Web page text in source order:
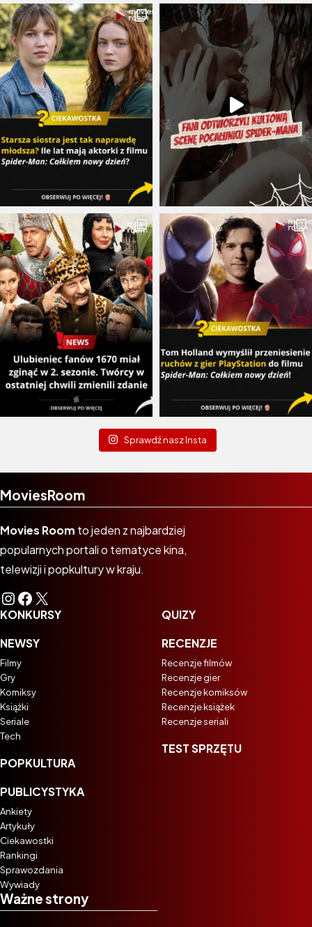
Sprawdź nasz Insta
MoviesRoom
Movies Room to jeden z najbardziej
popularnych portali o tematyce kina,
telewizji i popkultury w kraju.
Instagram
Facebook
X
KONKURSY
NEWSY
Filmy
Gry
Komiksy
Książki
Seriale
Tech
POPKULTURA
PUBLICYSTYKA
Ankiety
Artykuły
Ciekawostki
Rankingi
Sprawozdania
Wywiady
QUIZY
RECENZJE
Recenzje filmów
Recenzje gier
Recenzje komiksów
Recenzje książek
Recenzje seriali
TEST SPRZĘTU
Ważne strony